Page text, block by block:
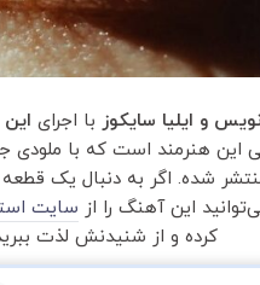
و ایلیا سایکوز با اجرای
این هنرمند است که با ملودی
شده. اگر به دنبال یک
این آهنگ را از سایت
کرده و از شنیدنش لذت